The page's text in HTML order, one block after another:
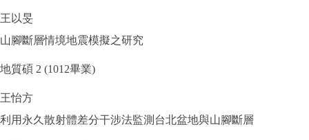
王以旻
山腳斷層情境地震模擬之研究
地質碩 2 (1012畢業)
王怡方
利用永久散射體差分干涉法監測台北盆地與山腳斷層